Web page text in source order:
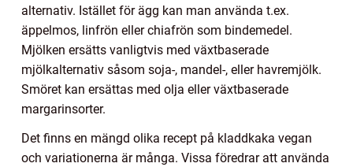
alternativ. Istället för ägg kan man använda t.ex.
äppelmos, linfrön eller chiafrön som bindemedel.
Mjölken ersätts vanligtvis med växtbaserade
mjölkalternativ såsom soja-, mandel-, eller havremjölk.
Smöret kan ersättas med olja eller växtbaserade
margarinsorter.
Det finns en mängd olika recept på kladdkaka vegan
och variationerna är många. Vissa föredrar att använda